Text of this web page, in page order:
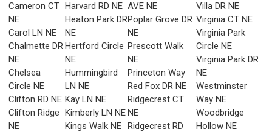
Cameron CT
NE
Carol LN NE
Chalmette DR
NE
Chelsea
Circle NE
Clifton RD NE
Clifton Ridge
NE
Harvard RD NE
Heaton Park DR
NE
Hertford Circle
NE
Hummingbird
LN NE
Kay LN NE
Kimberly LN NE
Kings Walk NE
AVE NE
Poplar Grove DR
NE
Prescott Walk
NE
Princeton Way
Red Fox DR NE
Ridgecrest CT
NE
Ridgecrest RD
Villa DR NE
Virginia CT NE
Virginia Park
Circle NE
Virginia Park DR
NE
Westminster
Way NE
Woodbridge
Hollow NE